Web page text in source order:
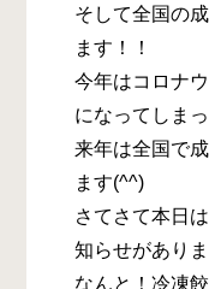
そして全国の
ます！！
今年はコロナ
になってしま
来年は全国で
ます(^^)
さてさて本日
知らせがあり
なんと！冷凍